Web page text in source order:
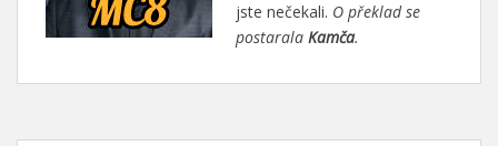
jste nečekali. O překlad se
postarala Kamča.